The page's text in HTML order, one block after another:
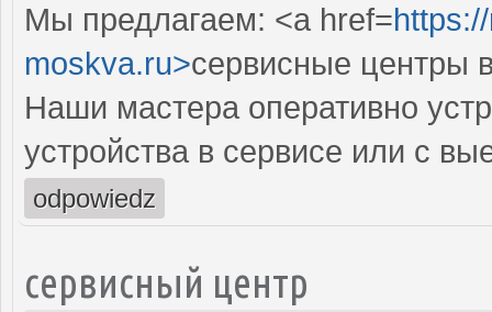
Мы предлагаем: <a href=
moskva.ru>сервисные центры
Наши мастера оперативно
устройства в сервисе или с
odpowiedz
сервисный центр